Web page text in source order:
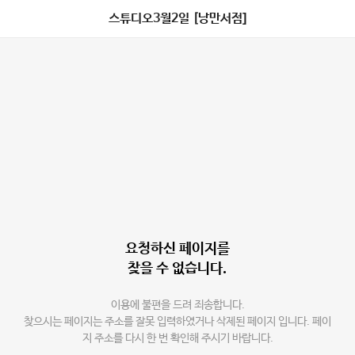
스튜디오3월2일 [낭만서점]
요청하신 페이지를
찾을 수 없습니다.
이용에 불편을 드려 죄송합니다.
찾으시는 페이지는 주소를 잘못 입력하였거나 삭제된 페이지 입니다. 페이
지 주소를 다시 한 번 확인해 주시기 바랍니다.